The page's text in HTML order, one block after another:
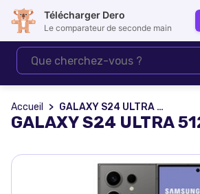
Accueil GALAXY S24 ULTRA 512GO NOIR
GALAXY S24 ULTRA
Télécharger Dero
Le comparateur de seconde main